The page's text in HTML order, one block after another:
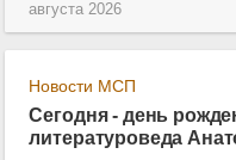
августа 2026
Новости МСП
Сегодня - день
литературоведа